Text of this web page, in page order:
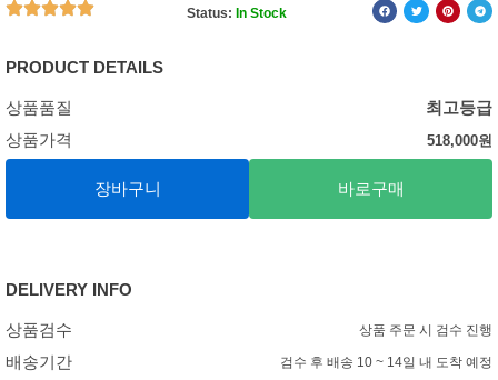
Status: In Stock
PRODUCT DETAILS
상품품질
최고등급
상품가격
518,000원
장바구니 바로구매
DELIVERY INFO
상품검수 상품 주문 시 검수 진행
배송기간 검수 후 배송 10 ~ 14일 내 도착 예정